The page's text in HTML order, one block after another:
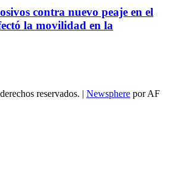
contra nuevo peaje en el
la movilidad en la
reservados. | Newsphere por AF